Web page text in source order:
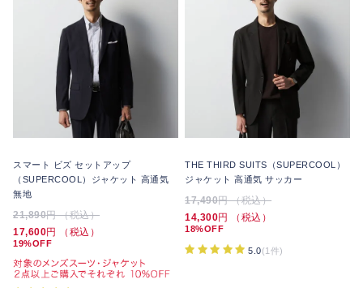
スマート ビズ セットアップ
（SUPERCOOL）ジャケット 高通気
無地
21,890円 （税込）
17,600円 （税込）
19%OFF
THE THIRD SUITS（SUPERCOOL）
ジャケット 高通気 サッカー
17,490円 （税込）
14,300円 （税込）
18%OFF
5.0(1件)